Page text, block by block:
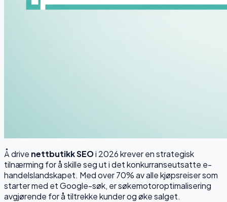
Å drive nettbutikk SEOi 2026 krever en strategisk
tilnærming for å skille seg ut i det konkurranseutsatte e-
handelslandskapet. Med over 70% av alle kjøpsreiser som
starter med et Google-søk, er søkemotoroptimalisering
avgjørende for å tiltrekke kunder og øke salget.